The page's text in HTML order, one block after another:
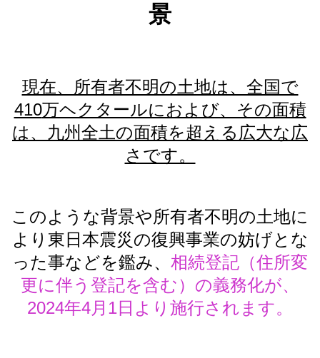
景
現在、所有者不明の土地は、全国で
410万ヘクタールにおよび、その面積
は、九州全土の面積を超える広大な広
さです。
このような背景や所有者不明の土地に
より東日本震災の復興事業の妨げとな
った事などを鑑み、 相続登記（住所変
更に伴う登記を含む）の義務化が、
2024年4月 1日より施行されます。